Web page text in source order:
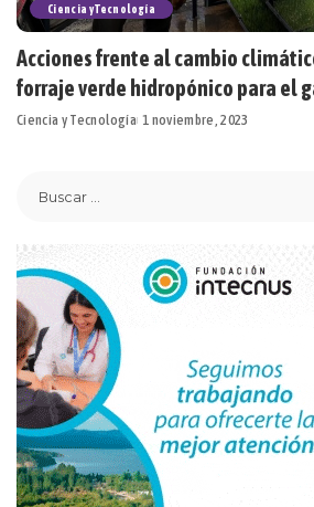
Ciencia y Tecnología
Acciones frente al cambio
forraje verde hidropónico para el
Ciencia y Tecnología 1 noviembre, 2023